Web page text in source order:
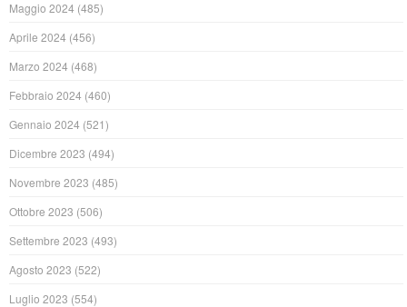
Maggio 2024 (485)
Aprile 2024 (456)
Marzo 2024 (468)
Febbraio 2024 (460)
Gennaio 2024 (521)
Dicembre 2023 (494)
Novembre 2023 (485)
Ottobre 2023 (506)
Settembre 2023 (493)
Agosto 2023 (522)
Luglio 2023 (554)